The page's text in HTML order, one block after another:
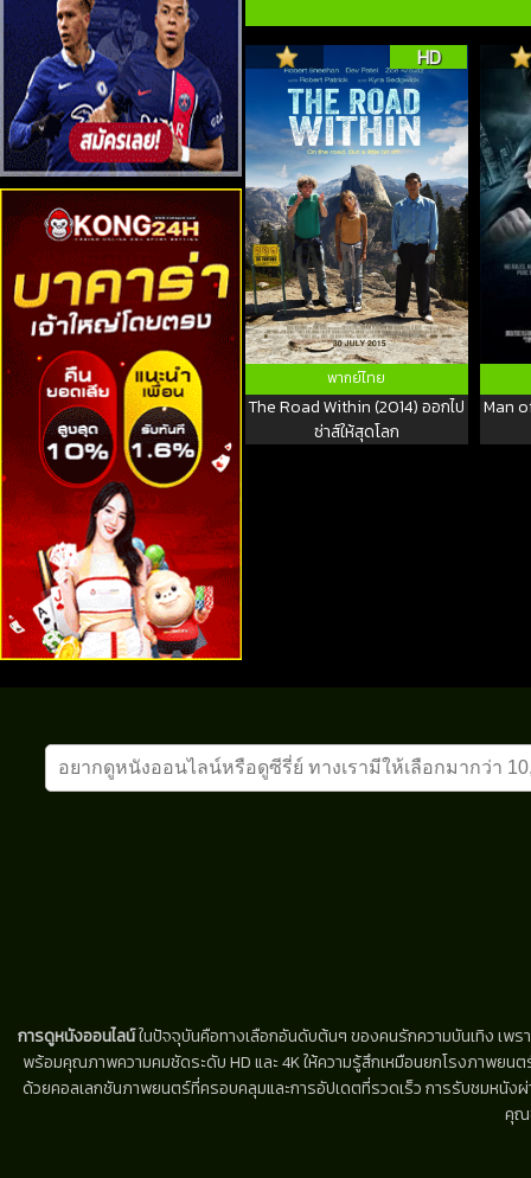
HD
พากย์ไทย
The Road Within (2014) ออกไป
ซ่าส์ให้สุดโลก
Man
การดูหนังออนไลน์ในปัจจุบันคือทางเลือกอันดับต้นๆ ของคนรักความบันเทิง เพร
พร้อมคุณภาพความคมชัดระดับ HD และ 4K ให้ความรู้สึกเหมือนยกโรงภาพยน
ด้วยคอลเลกชันภาพยนตร์ที่ครอบคลุมและการอัปเดตที่รวดเร็ว การรับชมหนัง
คุณ